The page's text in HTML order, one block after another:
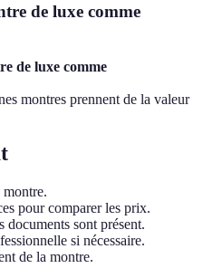
de luxe comme
de luxe comme
montres prennent de la valeur
pour comparer les prix.
documents sont présent.
si nécessaire.
de la montre.